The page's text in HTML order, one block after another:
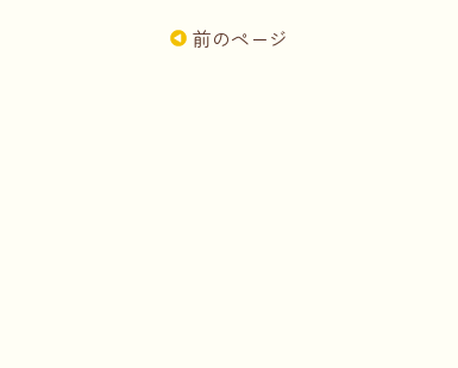
前のページ